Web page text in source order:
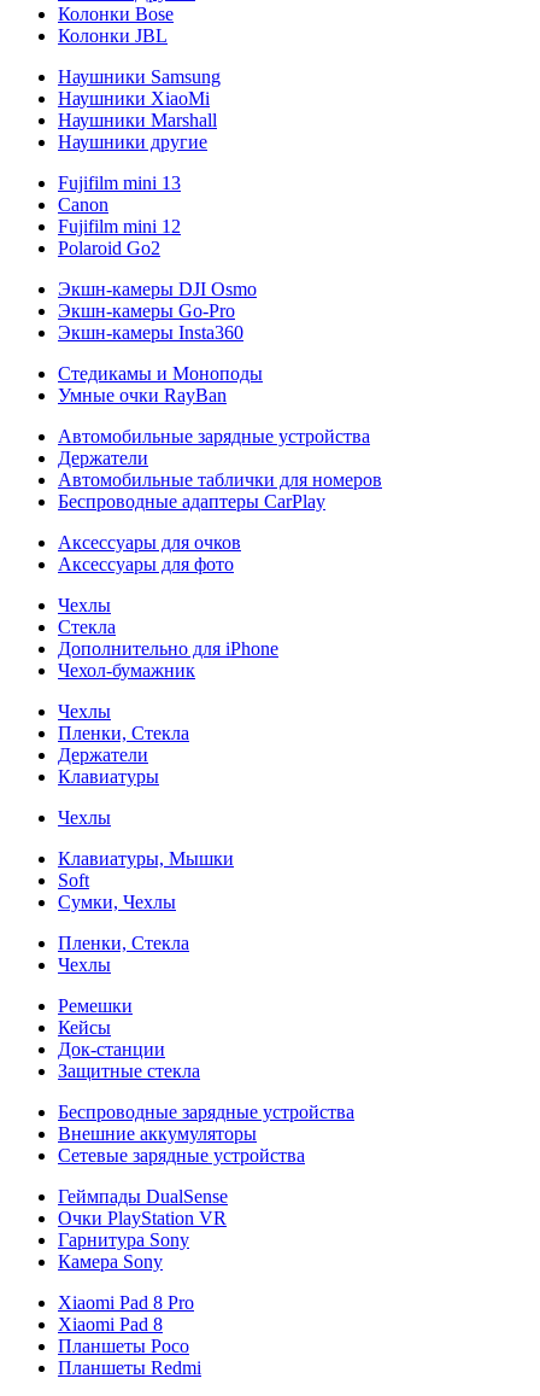
Колонки Bose
Колонки JBL
Наушники Samsung
Наушники XiaoMi
Наушники Marshall
Наушники другие
Fujifilm mini 13
Canon
Fujifilm mini 12
Polaroid Go2
Экшн-камеры DJI Osmo
Экшн-камеры Go-Pro
Экшн-камеры Insta360
Стедикамы и Моноподы
Умные очки RayBan
Автомобильные зарядные устройства
Держатели
Автомобильные таблички для номеров
Беспроводные адаптеры CarPlay
Аксессуары для очков
Аксессуары для фото
Чехлы
Стекла
Дополнительно для iPhone
Чехол-бумажник
Чехлы
Пленки, Стекла
Держатели
Клавиатуры
Чехлы
Клавиатуры, Мышки
Soft
Сумки, Чехлы
Пленки, Стекла
Чехлы
Ремешки
Кейсы
Док-станции
Защитные стекла
Беспроводные зарядные устройства
Внешние аккумуляторы
Сетевые зарядные устройства
Геймпады DualSense
Очки PlayStation VR
Гарнитура Sony
Камера Sony
Xiaomi Pad 8 Pro
Xiaomi Pad 8
Планшеты Poco
Планшеты Redmi